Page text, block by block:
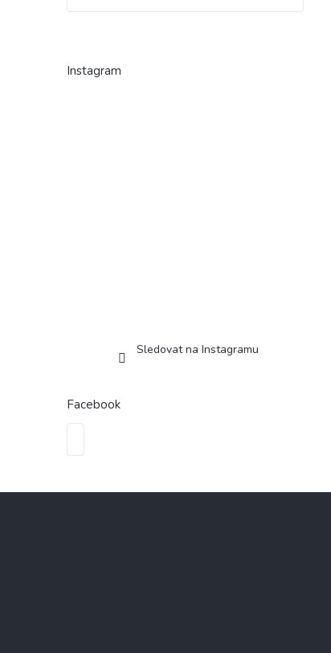
Instagram
Sledovat na Instagramu
Facebook